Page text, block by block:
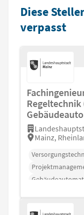
Diese
verpasst
Regeltechnik
Mainz,